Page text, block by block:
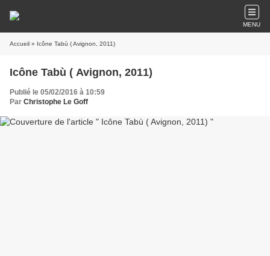
MENU
Accueil » Icône Tabù ( Avignon, 2011)
Icône Tabù ( Avignon, 2011)
Publié le 05/02/2016 à 10:59
Par Christophe Le Goff